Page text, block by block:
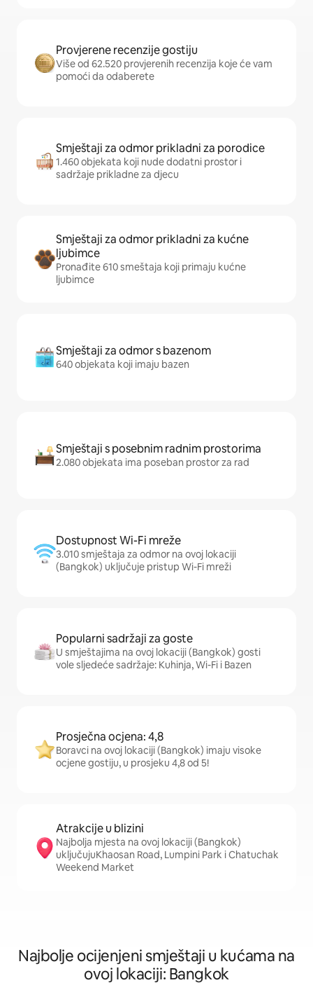
Provjerene recenzije gostiju
Više od 62.520 provjerenih recenzija koje će vam
pomoći da odaberete
Smještaji za odmor prikladni za porodice
1.460 objekata koji nude dodatni prostor i
sadržaje prikladne za djecu
Smještaji za odmor prikladni za kućne
ljubimce
Pronađite 610 smeštaja koji primaju kućne
ljubimce
Smještaji za odmor s bazenom
640 objekata koji imaju bazen
Smještaji s posebnim radnim prostorima
2.080 objekata ima poseban prostor za rad
Dostupnost Wi-Fi mreže
3.010 smještaja za odmor na ovoj lokaciji
(Bangkok) uključuje pristup Wi-Fi mreži
Popularni sadržaji za goste
U smještajima na ovoj lokaciji (Bangkok) gosti
vole sljedeće sadržaje: Kuhinja, Wi-Fi i Bazen
Prosječna ocjena: 4,8
Boravci na ovoj lokaciji (Bangkok) imaju visoke
ocjene gostiju, u prosjeku 4,8 od 5!
Atrakcije u blizini
Najbolja mjesta na ovoj lokaciji (Bangkok)
uključujuKhaosan Road, Lumpini Park i Chatuchak
Weekend Market
Najbolje ocijenjeni smještaji u kućama na
ovoj lokaciji: Bangkok